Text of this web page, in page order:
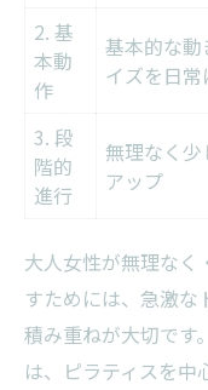
2. 基
本動
作
基本的な
イズを日
3. 段
階的
進行
無理なく
アップ
大人女性が無理なく
すためには、急激
積み重ねが大切です
は、ピラティスを中